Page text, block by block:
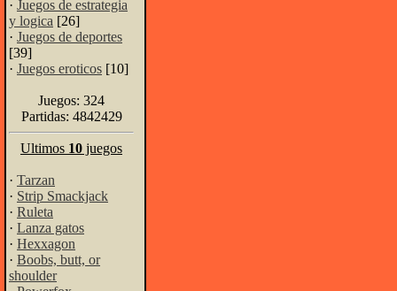
· Juegos de estrategia
y logica [26]
· Juegos de deportes
[39]
· Juegos eroticos [10]
Juegos: 324
Partidas: 4842429
Ultimos 10 juegos
· Tarzan
· Strip Smackjack
· Ruleta
· Lanza gatos
· Hexxagon
· Boobs, butt, or
shoulder